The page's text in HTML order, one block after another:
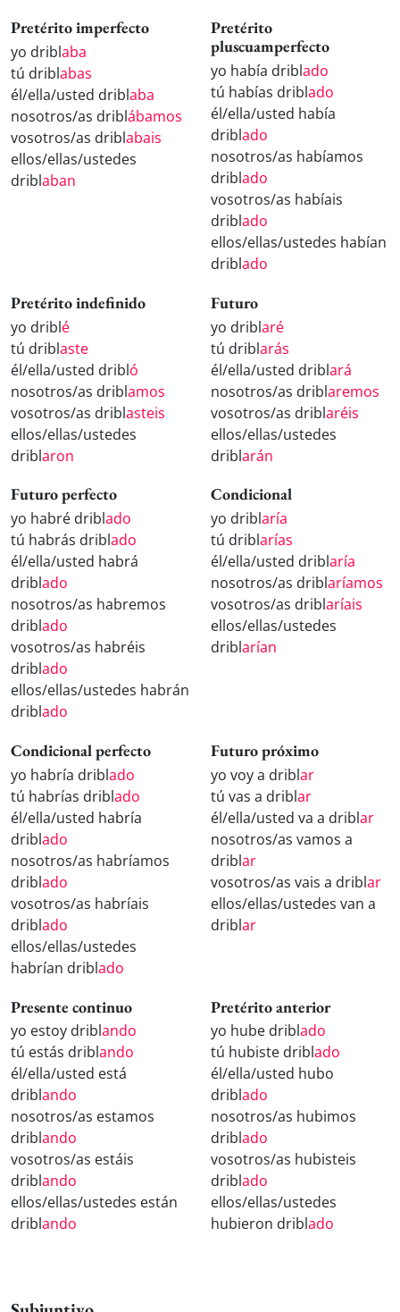
Pretérito imperfecto
yo driblaba
tú driblabas
él/ella/usted driblaba
nosotros/as driblábamos
vosotros/as driblabais
ellos/ellas/ustedes
driblaban
Pretérito
pluscuamperfecto
yo había driblado
tú habías driblado
él/ella/usted había
driblado
nosotros/as habíamos
driblado
vosotros/as habíais
driblado
ellos/ellas/ustedes habían
driblado
Pretérito indefinido
yo driblé
tú driblaste
él/ella/usted dribló
nosotros/as driblamos
vosotros/as driblasteis
ellos/ellas/ustedes
driblaron
Futuro
yo driblaré
tú driblarás
él/ella/usted driblará
nosotros/as driblaremos
vosotros/as driblaréis
ellos/ellas/ustedes
driblarán
Futuro perfecto
yo habré driblado
tú habrás driblado
él/ella/usted habrá
driblado
nosotros/as habremos
driblado
vosotros/as habréis
driblado
ellos/ellas/ustedes habrán
driblado
Condicional
yo driblaría
tú driblarías
él/ella/usted driblaría
nosotros/as driblaríamos
vosotros/as driblaríais
ellos/ellas/ustedes
driblarían
Condicional perfecto
yo habría driblado
tú habrías driblado
él/ella/usted habría
driblado
nosotros/as habríamos
driblado
vosotros/as habríais
driblado
ellos/ellas/ustedes
habrían driblado
Futuro próximo
yo voy a driblar
tú vas a driblar
él/ella/usted va a driblar
nosotros/as vamos a
driblar
vosotros/as vais a driblar
ellos/ellas/ustedes van a
driblar
Presente continuo
yo estoy driblando
tú estás driblando
él/ella/usted está
driblando
nosotros/as estamos
driblando
vosotros/as estáis
driblando
ellos/ellas/ustedes están
driblando
Pretérito anterior
yo hube driblado
tú hubiste driblado
él/ella/usted hubo
driblado
nosotros/as hubimos
driblado
vosotros/as hubisteis
driblado
ellos/ellas/ustedes
hubieron driblado